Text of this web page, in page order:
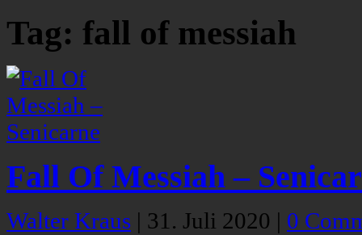
Tag: fall of messiah
Fall Of Messiah –
Walter Kraus | 31. Juli 2020 | 0